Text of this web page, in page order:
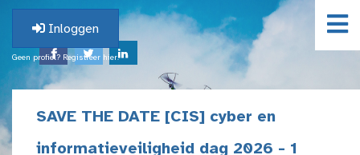
Inloggen
Geen profiel? Registreer hier.
SAVE THE DATE [CIS] cyber en
informatieveiligheid dag 2026 - 1